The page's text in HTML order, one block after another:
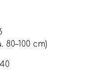
cm)